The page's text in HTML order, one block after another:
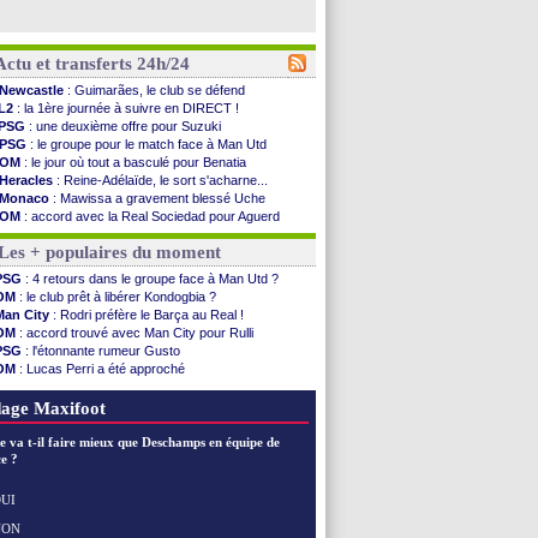
et transferts 24h/24
Newcastle : Guimarães, le club se défend
: la 1ère journée à suivre en DIRECT !
: une deuxième offre pour Suzuki
PSG : le groupe pour le match face à Man Utd
OM : le jour où tout a basculé pour Benatia
Heracles : Reine-Adélaïde, le sort s'acharne...
Monaco : Mawissa a gravement blessé Uche
OM : accord avec la Real Sociedad pour Aguerd
Barça: Araujo va partir en prêt à Liverpool
OM: Côme pousse pour Gouiri
Man Utd: le groupe pour défier le PSG
: Caen premier leader
: Højbjerg, son agent maintient le suspense
: Gouiri évoque son avenir
: le transfert d'Asllani tombe à l'eau
: 1ère utilisation du Football Video Support
: Benatia envoie une pique à Longoria
: la dernière saison de Fonseca ?
: un gardien norvégien en approche ?
+ populaires du moment
: 4 retours dans le groupe face à Man Utd ?
: le club prêt à libérer Kondogbia ?
City : Rodri préfère le Barça au Real !
: accord trouvé avec Man City pour Rulli
: l'étonnante rumeur Gusto
: Lucas Perri a été approché
: Owori battu à mort à Kampala
Maxifoot
va t-il faire mieux que Deschamps en équipe de
?